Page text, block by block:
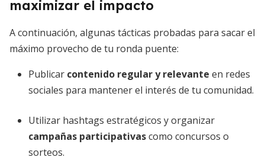
maximizar el impacto
A continuación, algunas tácticas probadas para sacar el
máximo provecho de tu ronda puente:
Publicar contenido regular y relevante en redes
sociales para mantener el interés de tu comunidad.
Utilizar hashtags estratégicos y organizar
campañas participativascomo concursos o
sorteos.